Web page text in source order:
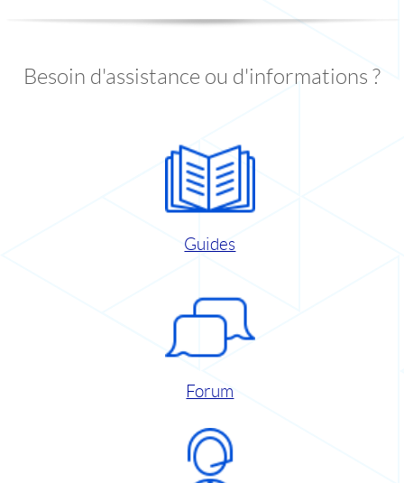
Besoin d'assistance ou d'informations ?
Guides
Forum